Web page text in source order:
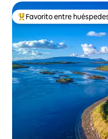
De los mejores en Favorito
Favorito entre